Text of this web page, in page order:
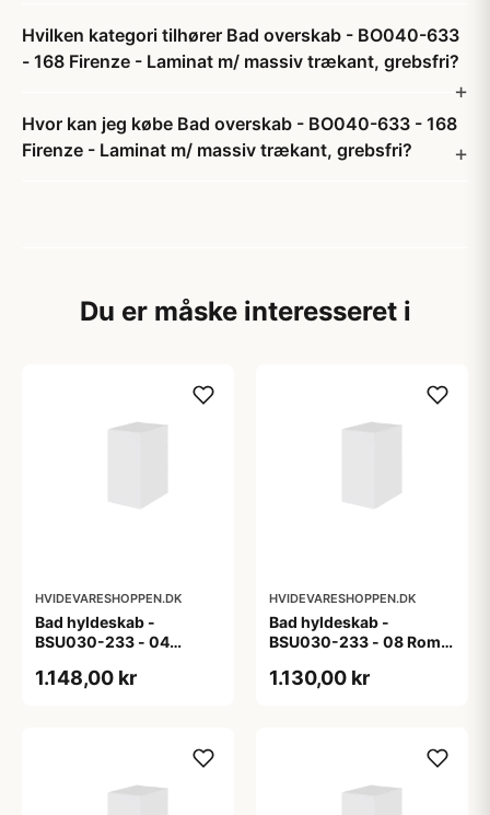
Hvilken kategori tilhører Bad overskab - BO040-633
- 168 Firenze - Laminat m/ massiv trækant, grebsfri?
Hvor kan jeg købe Bad overskab - BO040-633 - 168
Firenze - Laminat m/ massiv trækant, grebsfri?
Du er måske interesseret i
HVIDEVARESHOPPEN.DK
Bad hyldeskab -
BSU030-233 - 04
1.148,00 kr
HVIDEVARESHOPPEN.DK
Bad hyldeskab -
BSU030-233 - 08 Roma
1.130,00 kr